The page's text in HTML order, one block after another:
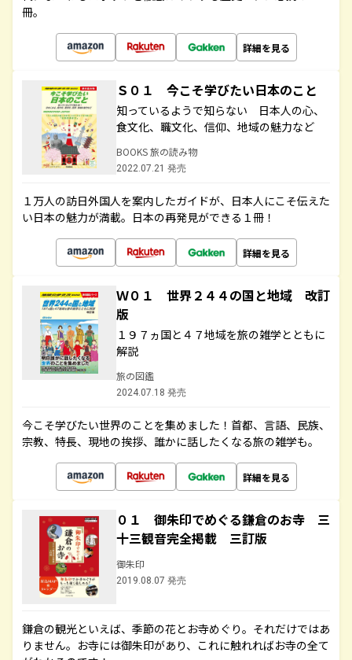
冊。
詳細を見る
Ｓ０１ 今こそ学びたい日本のこと
知っているようで知らない 日本人の心、
食文化、職文化、信仰、地域の魅力など
BOOKS 旅の読み物
2022.07.21 発売
１万人の訪日外国人を案内したガイドが、日本人にこそ伝えた
い日本の魅力が満載。日本の再発見ができる１冊！
詳細を見る
Ｗ０１ 世界２４４の国と地域 改訂
版
１９７ヵ国と４７地域を旅の雑学とともに
解説
旅の図鑑
2024.07.18 発売
今こそ学びたい世界のことを集めました！首都、言語、民族、
宗教、特長、現地の挨拶、誰かに話したくなる旅の雑学も。
詳細を見る
０１ 御朱印でめぐる鎌倉のお寺 三
十三観音完全掲載 三訂版
御朱印
2019.08.07 発売
鎌倉の観光といえば、季節の花とお寺めぐり。それだけではあ
りません。お寺には御朱印があり、これに触れればお寺の全て